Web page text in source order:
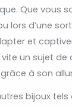
Que vous
lors d’une
et
un sujet
à son
bijoux